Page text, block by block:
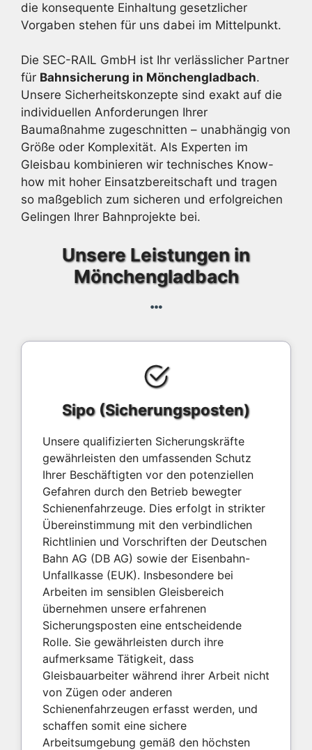
die konsequente Einhaltung gesetzlicher
Vorgaben stehen für uns dabei im Mittelpunkt.
Die SEC-RAIL GmbH ist Ihr verlässlicher Partner
für Bahnsicherung in Mönchengladbach.
Unsere Sicherheitskonzepte sind exakt auf die
individuellen Anforderungen Ihrer
Baumaßnahme zugeschnitten – unabhängig von
Größe oder Komplexität. Als Experten im
Gleisbau kombinieren wir technisches Know-
how mit hoher Einsatzbereitschaft und tragen
so maßgeblich zum sicheren und erfolgreichen
Gelingen Ihrer Bahnprojekte bei.
Unsere Leistungen in
Mönchengladbach
Sipo (Sicherungsposten)
Unsere qualifizierten Sicherungskräfte
gewährleisten den umfassenden Schutz
Ihrer Beschäftigten vor den potenziellen
Gefahren durch den Betrieb bewegter
Schienenfahrzeuge. Dies erfolgt in strikter
Übereinstimmung mit den verbindlichen
Richtlinien und Vorschriften der Deutschen
Bahn AG (DB AG) sowie der Eisenbahn-
Unfallkasse (EUK). Insbesondere bei
Arbeiten im sensiblen Gleisbereich
übernehmen unsere erfahrenen
Sicherungsposten eine entscheidende
Rolle. Sie gewährleisten durch ihre
aufmerksame Tätigkeit, dass
Gleisbauarbeiter während ihrer Arbeit nicht
von Zügen oder anderen
Schienenfahrzeugen erfasst werden, und
schaffen somit eine sichere
Arbeitsumgebung gemäß den höchsten